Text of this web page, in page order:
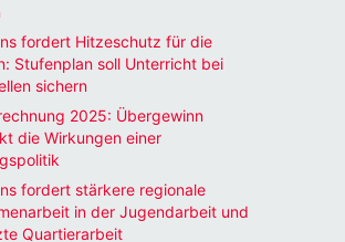
fordert Hitzeschutz für die
Stufenplan soll Unterricht bei
sichern
2025: Übergewinn
die Wirkungen einer
fordert stärkere regionale
in der Jugendarbeit und
Quartierarbeit